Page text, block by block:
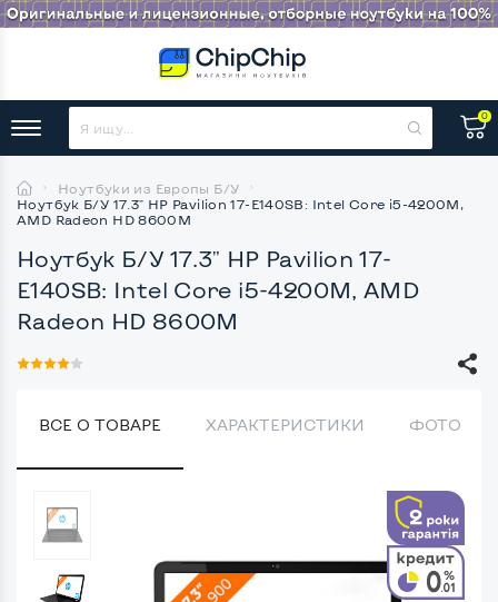
0
Ноутбуки из Европы Б/У
Ноутбук Б/У 17.3" HP Pavilion 17-E140SB: Intel Core i5-4200M,
AMD Radeon HD 8600M
Ноутбук Б/У 17.3" HP Pavilion 17-
E140SB: Intel Core i5-4200M, AMD
Radeon HD 8600M
ВСЕ О ТОВАРЕ ХАРАКТЕРИСТИКИ ФОТО